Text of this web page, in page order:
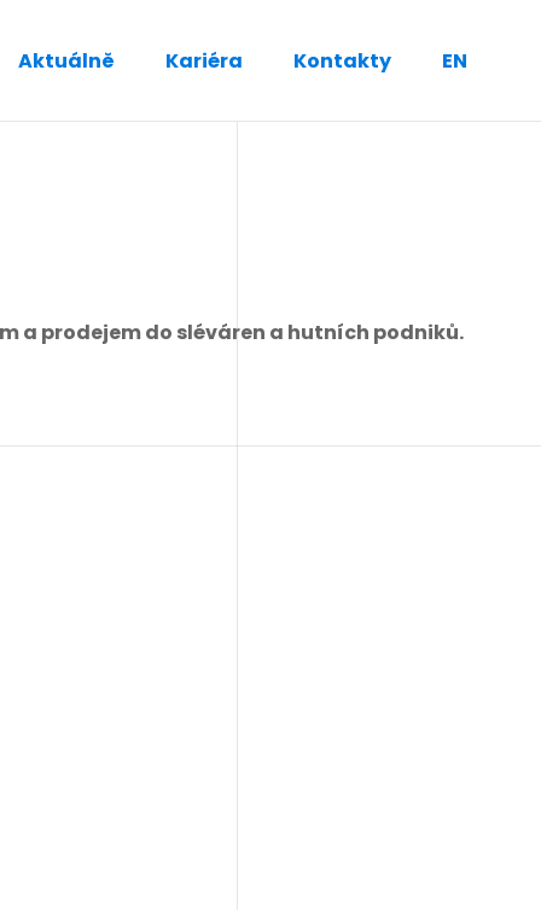
Aktuálně Kariéra Kontakty EN
a prodejem do sléváren a hutních podniků.